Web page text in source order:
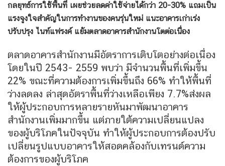
กลยุทธ์การใช้พื้นที่ เผยช่วยลดค่าใช้จ่ายได้กว่า 20-30% แถมเป็น
แรงจูงใจสำคัญในการทำงานของคนรุ่นใหม่ แนะอาคารเก่าเร่ง
ปรับปรุง ไนท์แฟรงค์ แย้มตลาดอาคารสำนักงานโตต่อเนื่อง
ตลาดอาคารสำนักงานมีอัตราการเติบโตอย่างต่อเนื่อง
โดยในปี 2543- 2559 พบว่า มีจำนวนพื้นที่เพิ่มขึ้น
22% ขณะที่ความต้องการเพิ่มขึ้นถึง 66% ทำให้พื้นที่
ว่างลดลง ล่าสุดอัตราพื้นที่ว่างเหลือเพียง 7.7%ส่งผล
ให้ผู้ประกอบการหลายรายหันมาพัฒนาอาคาร
สำนักงานเพิ่มมากขึ้น แต่ภายใต้ความเปลี่ยนแปลง
ของผู้บริโภคในปัจจุบัน ทำให้ผู้ประกอบการต้องปรับ
เปลี่ยนรูปแบบอาคารให้สอดคล้องกับเทรนด์ความ
ต้องการของผู้บริโภค